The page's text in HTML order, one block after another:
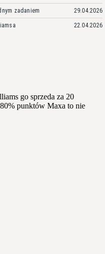
zadaniem 29.04.2026
22.04.2026